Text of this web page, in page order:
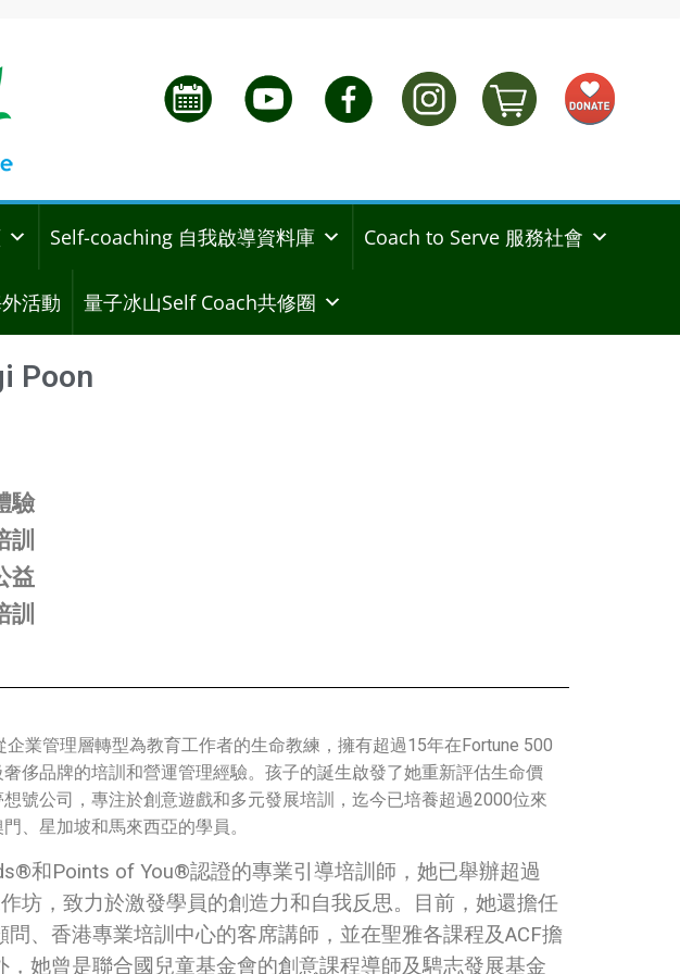
Self-coaching 自我啟導資料庫 Coach to Serve 服務社會
活動 量子冰山Self Coach共修圈
Poon
驗
訓
益
訓
企業管理層轉型為教育工作者的生命教練，擁有超過15年在Fortune 500
侈品牌的培訓和營運管理經驗。孩子的誕生啟發了她重新評估生命價
號公司，專注於創意遊戲和多元發展培訓，迄今已培養超過2000位來
、星加坡和馬來西亞的學員。
和Points of You®認證的專業引導培訓師，她已舉辦超過
坊，致力於激發學員的創造力和自我反思。目前，她還擔任
問、香港專業培訓中心的客席講師，並在聖雅各課程及ACF擔
，她曾是聯合國兒童基金會的創意課程導師及騁志發展基金